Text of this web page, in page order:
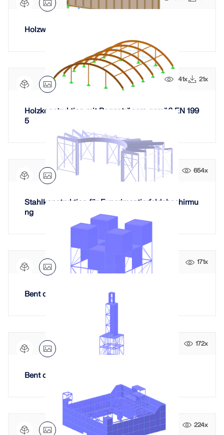
Holzwand | 2024 NDS und 2021 SDPWS
141x 21x
Holzkonstruktion mit Bogenträgern gemäß EN 199
5
654x
Stahlkonstruktion für Experimentierfeldabschirmu
ng
171x
Bent on Destruction, Level "Water"
172x
Bent on Destruction, Level "Fire"
224x